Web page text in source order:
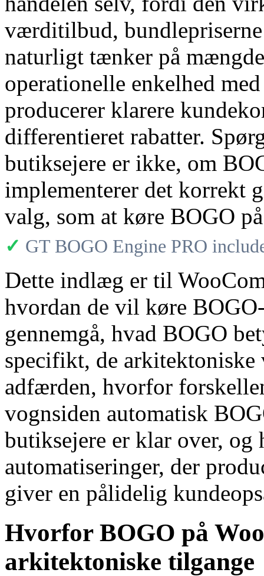
værditilbud,
naturligt tænker på
operationelle enkelhed
producerer klarere
differentieret rabatter.
butiksejere er ikke, om
implementerer det korrekt
valg, som at køre BOGO
✓ GT BOGO Engine PRO
Dette indlæg er til
hvordan de vil køre
gennemgå, hvad BOGO
specifikt, de arkitektoniske
adfærden, hvorfor
vognsiden automatisk
butiksejere er klar over,
automatiseringer, der
giver en pålidelig
Hvorfor BOGO på
arkitektoniske tilgange